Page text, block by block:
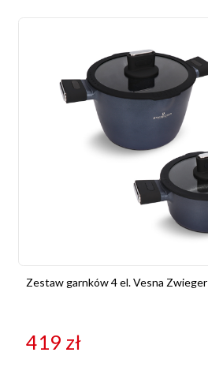
Zestaw garnków 4 el. Vesna Zwieger
419 zł